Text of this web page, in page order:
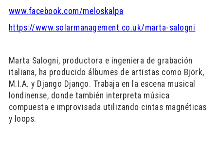
www.facebook.com/meloskalpa
https://www.solarmanagement.co.uk/marta-salogni
Marta Salogni, productora e ingeniera de grabación
italiana, ha producido álbumes de artistas como Björk,
M.I.A. y Django Django. Trabaja en la escena musical
londinense, donde también interpreta música
compuesta e improvisada utilizando cintas magnéticas
y loops.